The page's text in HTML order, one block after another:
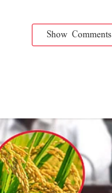
Show Comments